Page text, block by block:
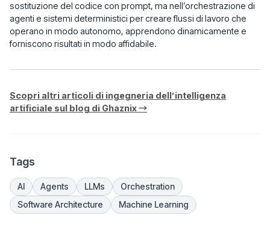
sostituzione del codice con prompt, ma nell’orchestrazione di
agenti e sistemi deterministici per creare flussi di lavoro che
operano in modo autonomo, apprendono dinamicamente e
forniscono risultati in modo affidabile.
Scopri altri articoli di ingegneria dell’intelligenza
artificiale sul blog di Ghaznix →
Tags
AI Agents LLMs
Orchestration
Software Architecture
Machine Learning